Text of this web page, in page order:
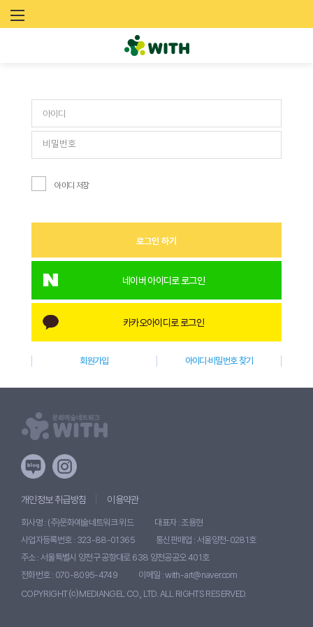
문
예
술
크
위
드
(
W
I
T
로그인
아이디 저장
로그인 하기
네이버 아이디로 로그인
카카오아이디로 로그인
회원가입 아이디·비밀번호 찾기
개인정보 취급방침 이용약관
회사명 : (주)문화예술네트워크 위드
대표자 : 조용현
사업자등록번호 : 323-88-01365
통신판매업 : 서울양천-0281호
주소 : 서울특별시 양천구 공항대로 638 양천공공오 401호
전화번호 : 070-8095-4749
이메일 : with-art@naver.com
COPYRIGHT ⒞ MEDIANGEL CO., LTD. ALL RIGHTS RESERVED.